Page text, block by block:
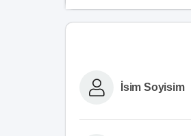
İsim Soyisim